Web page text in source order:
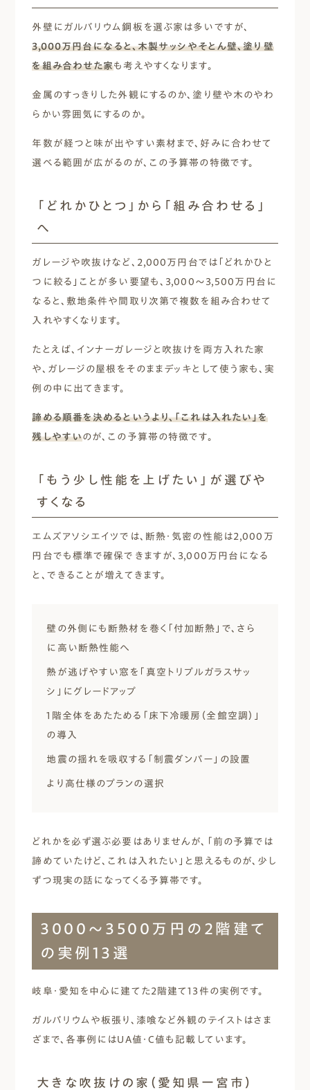
外壁にガルバリウム鋼板を選ぶ家は多いですが、
3,000万円台になると、木製サッシやそとん壁、塗り壁
を組み合わせた家も考えやすくなります。
金属のすっきりした外観にするのか、塗り壁や木のやわ
らかい雰囲気にするのか。
年数が経つと味が出やすい素材まで、好みに合わせて
選べる範囲が広がるのが、この予算帯の特徴です。
「どれかひとつ」から「組み合わせる」
へ
ガレージや吹抜けなど、2,000万円台では「どれかひと
つに絞る」ことが多い要望も、3,000〜3,500万円台に
なると、敷地条件や間取り次第で複数を組み合わせて
入れやすくなります。
たとえば、インナーガレージと吹抜けを両方入れた家
や、ガレージの屋根をそのままデッキとして使う家も、実
例の中に出てきます。
諦める順番を決めるというより、「これは入れたい」を
残しやすいのが、この予算帯の特徴です。
「もう少し性能を上げたい」が選びや
すくなる
エムズアソシエイツでは、断熱・気密の性能は2,000万
円台でも標準で確保できますが、3,000万円台になる
と、できることが増えてきます。
壁の外側にも断熱材を巻く「付加断熱」で、さら
に高い断熱性能へ
熱が逃げやすい窓を「真空トリプルガラスサッ
シ」にグレードアップ
1階全体をあたためる「床下冷暖房（全館空調）」
の導入
地震の揺れを吸収する「制震ダンパー」の設置
より高仕様のプランの選択
どれかを必ず選ぶ必要はありませんが、「前の予算では
諦めていたけど、これは入れたい」と思えるものが、少し
ずつ現実の話になってくる予算帯です。
3000〜3500万円の2階建て
の実例13選
岐阜・愛知を中心に建てた2階建て13件の実例です。
ガルバリウムや板張り、漆喰など外観のテイストはさま
ざまで、各事例にはUA値・C値も記載しています。
大きな吹抜けの家（愛知県一宮市）